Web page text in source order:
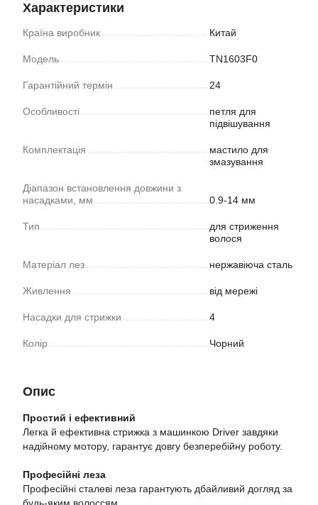
Характеристики
Країна виробник Китай
Модель TN1603F0
Гарантійний термін 24
Особливості
петля для
підвішування
Комплектація
мастило для
змазування
Діапазон встановлення довжини з
насадками, мм
0.9-14 мм
Тип
для стриження
волося
Матеріал лез нержавіюча сталь
Живлення від мережі
Насадки для стрижки 4
Колір Чорний
Опис
Простий і ефективний
Легка й ефективна стрижка з машинкою Driver завдяки
надійному мотору, гарантує довгу безперебійну роботу.
Професійні леза
Професійні сталеві леза гарантують дбайливий догляд за